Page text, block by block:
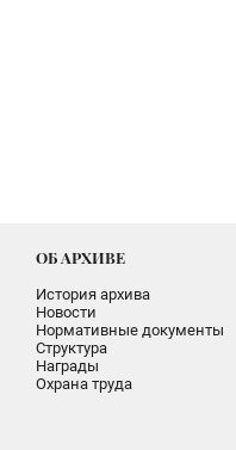
ОБ АРХИВЕ
История архива
Новости
Нормативные документы
Структура
Награды
Охрана труда